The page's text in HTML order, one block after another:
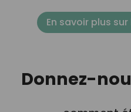
En savoir plus
Donnez-